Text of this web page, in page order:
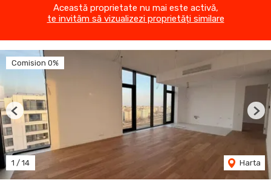
Această proprietate nu mai este activă,
te invităm să vizualizezi proprietăți similare
Comision 0%
1 / 14 Harta
Previous